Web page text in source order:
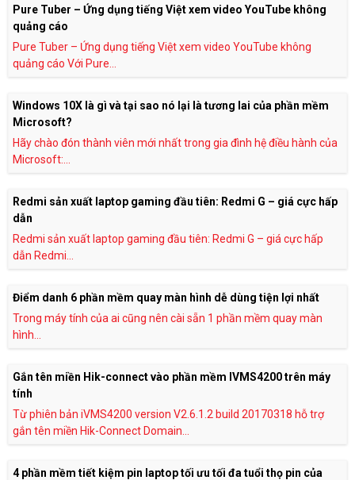
Pure Tuber – Ứng dụng tiếng Việt xem video YouTube không
quảng cáo
Pure Tuber – Ứng dụng tiếng Việt xem video YouTube không
quảng cáo Với Pure...
Windows 10X là gì và tại sao nó lại là tương lai của phần mềm
Microsoft?
Hãy chào đón thành viên mới nhất trong gia đình hệ điều hành của
Microsoft:...
Redmi sản xuất laptop gaming đầu tiên: Redmi G – giá cực hấp
dẫn
Redmi sản xuất laptop gaming đầu tiên: Redmi G – giá cực hấp
dẫn Redmi...
Điểm danh 6 phần mềm quay màn hình dễ dùng tiện lợi nhất
Trong máy tính của ai cũng nên cài sẵn 1 phần mềm quay màn
hình...
Gắn tên miền Hik-connect vào phần mềm IVMS4200 trên máy
tính
Từ phiên bản iVMS4200 version V2.6.1.2 build 20170318 hỗ trợ
gắn tên miền Hik-Connect Domain...
4 phần mềm tiết kiệm pin laptop tối ưu tối đa tuổi thọ pin của